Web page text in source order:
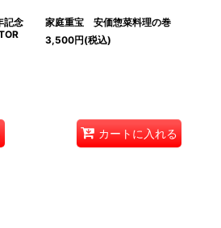
念
家庭重宝 安価惣菜料理の巻
3,500円(税込)
カートに入れる